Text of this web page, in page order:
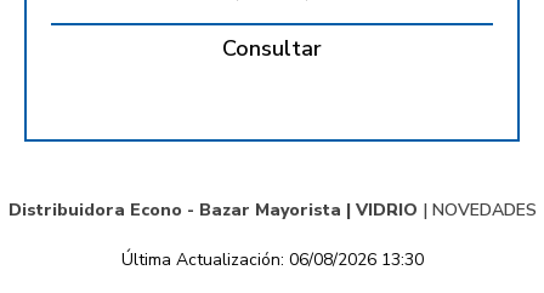
Consultar
Distribuidora Econo - Bazar Mayorista | VIDRIO | NOVEDADES
Última Actualización: 06/08/2026 13:30